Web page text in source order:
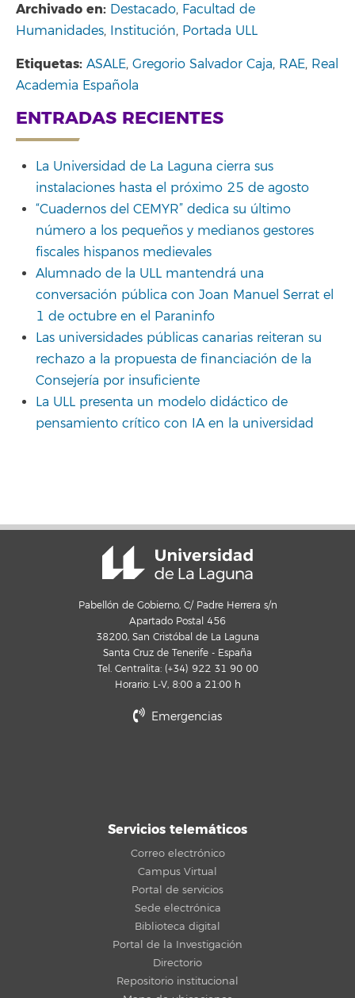
Archivado en: Destacado, Facultad de
Humanidades, Institución, Portada ULL
Etiquetas: ASALE, Gregorio Salvador Caja, RAE, Real
Academia Española
ENTRADAS RECIENTES
La Universidad de La Laguna cierra sus
instalaciones hasta el próximo 25 de agosto
“Cuadernos del CEMYR” dedica su último
número a los pequeños y medianos gestores
fiscales hispanos medievales
Alumnado de la ULL mantendrá una
conversación pública con Joan Manuel Serrat el
1 de octubre en el Paraninfo
Las universidades públicas canarias reiteran su
rechazo a la propuesta de financiación de la
Consejería por insuficiente
La ULL presenta un modelo didáctico de
pensamiento crítico con IA en la universidad
Pabellón de Gobierno, C/ Padre Herrera s/n
Apartado Postal 456
38200, San Cristóbal de La Laguna
Santa Cruz de Tenerife - España
Tel. Centralita: (+34) 922 31 90 00
Horario: L-V, 8:00 a 21:00 h
Emergencias
Servicios telemáticos
Correo electrónico
Campus Virtual
Portal de servicios
Sede electrónica
Biblioteca digital
Portal de la Investigación
Directorio
Repositorio institucional